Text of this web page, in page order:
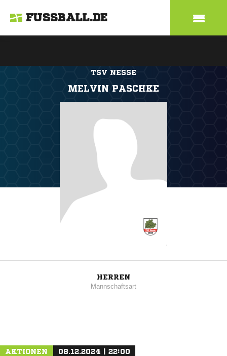
FUSSBALL.DE
TSV NESSE
MELVIN PASCHKE
HERREN
Mannschaftsart
AKTIONEN 08.12.2024 | 22:00